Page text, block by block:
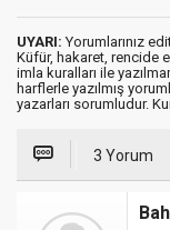
UYARI: Yorumlarınız
Küfür, hakaret, rencide
imla kuralları ile
harflerle yazılmış
yazarları sorumludur.
3 Yorum